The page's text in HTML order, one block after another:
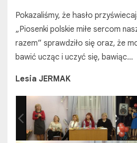
Pokazaliśmy, że hasło
„Piosenki polskie miłe sercom
razem” sprawdziło się oraz, że
bawić ucząc i uczyć się, bawiąc…
Lesia JERMAK